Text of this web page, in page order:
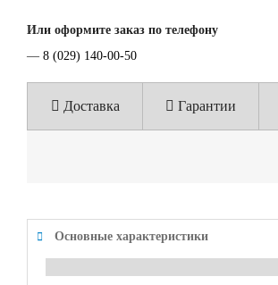
Или оформите заказ по телефону
— 8 (029) 140-00-50
Доставка Гарантии
Основные характеристики